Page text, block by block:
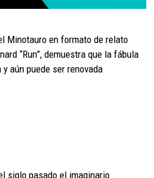
Minotauro en formato de relato
“Run”, demuestra que la fábula
aún puede ser renovada
siglo pasado el imaginario